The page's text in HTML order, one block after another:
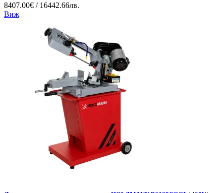
8407.00€ / 16442.66лв.
Виж